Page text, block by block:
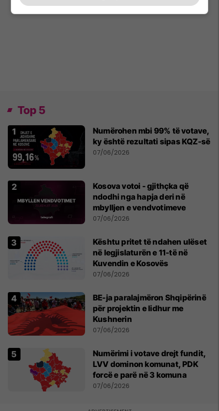
Top 5
Numërohen mbi 99% të votave,
ky është rezultati sipas KQZ-së
07/06/2026
Kosova votoi - gjithçka që
ndodhi nga hapja deri në
mbylljen e vendvotimeve
07/06/2026
Kështu pritet të ndahen ulëset
në legjislaturën e 11-të në
Kuvendin e Kosovës
07/06/2026
BE-ja paralajmëron Shqipërinë
për projektin e lidhur me
Kushnerin
07/06/2026
Numërimi i votave drejt fundit,
LVV dominon komunat, PDK
forcë e parë në 3 komuna
07/06/2026